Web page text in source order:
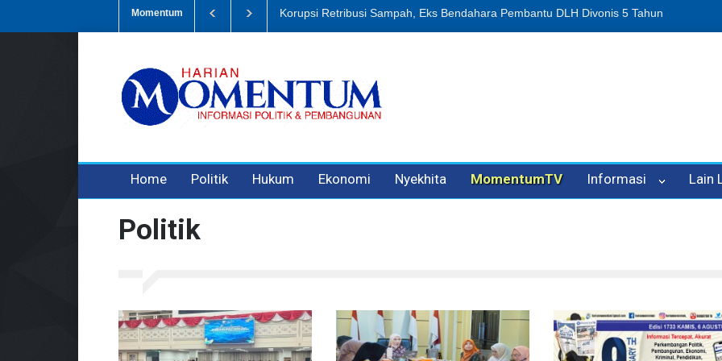
Momentum
Eks Bendahara Pembantu DLH Divonis 5 Tahun Dugaan Penipuan Oleh Oknum Kadis, Kuasa Hukum Pelapor Desak Polisi Tetapkan P-
Home Politik Hukum Ekonomi Nyekhita MomentumTV Informasi Lain
Politik